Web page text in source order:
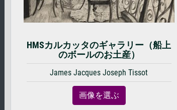
HMSカルカッタのギャラリー（船上
のボールのお土産）
James Jacques Joseph Tissot
画像を選ぶ